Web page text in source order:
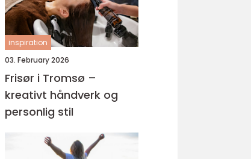
inspiration
03. February 2026
Frisør i Tromsø –
kreativt håndverk og
personlig stil